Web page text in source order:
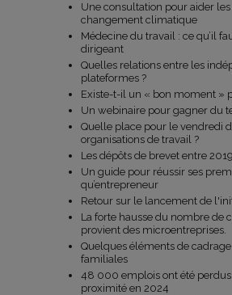
Une consultation pour aider
changement climatique
Médecine du travail : ce qu’il
dirigeant
Quelles relations entre les
plateformes ?
Existe-t-il un « bon moment »
Un webinaire pour gagner du
Quelle place pour le vendredi
organisations de travail ?
Les dépôts de brevet entre
Un guide pour réussir ses
qu’entrepreneur
Retour sur le lancement de
La forte hausse du nombre de
provient des microentreprises.
Quelques éléments de
familiales
48 000 emplois ont été
proximité en 2024